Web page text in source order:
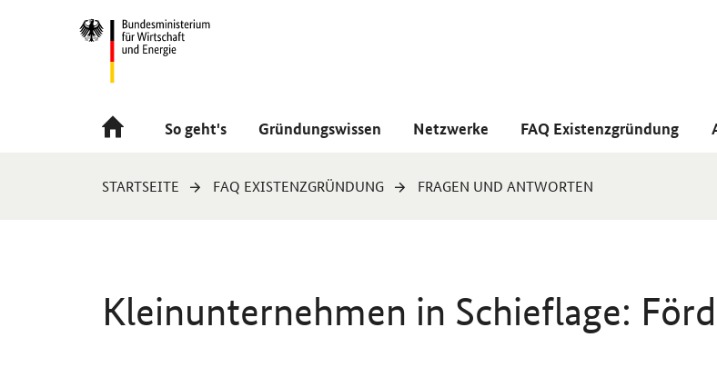
Navigation
Hauptmenü
So geht's Gründungswissen Netzwerke FAQ Existenzgründung
Sie
STARTSEITE FAQ EXISTENZGRÜNDUNG FRAGEN UND ANTWORTEN
Kleinunternehmen in Schieflage: